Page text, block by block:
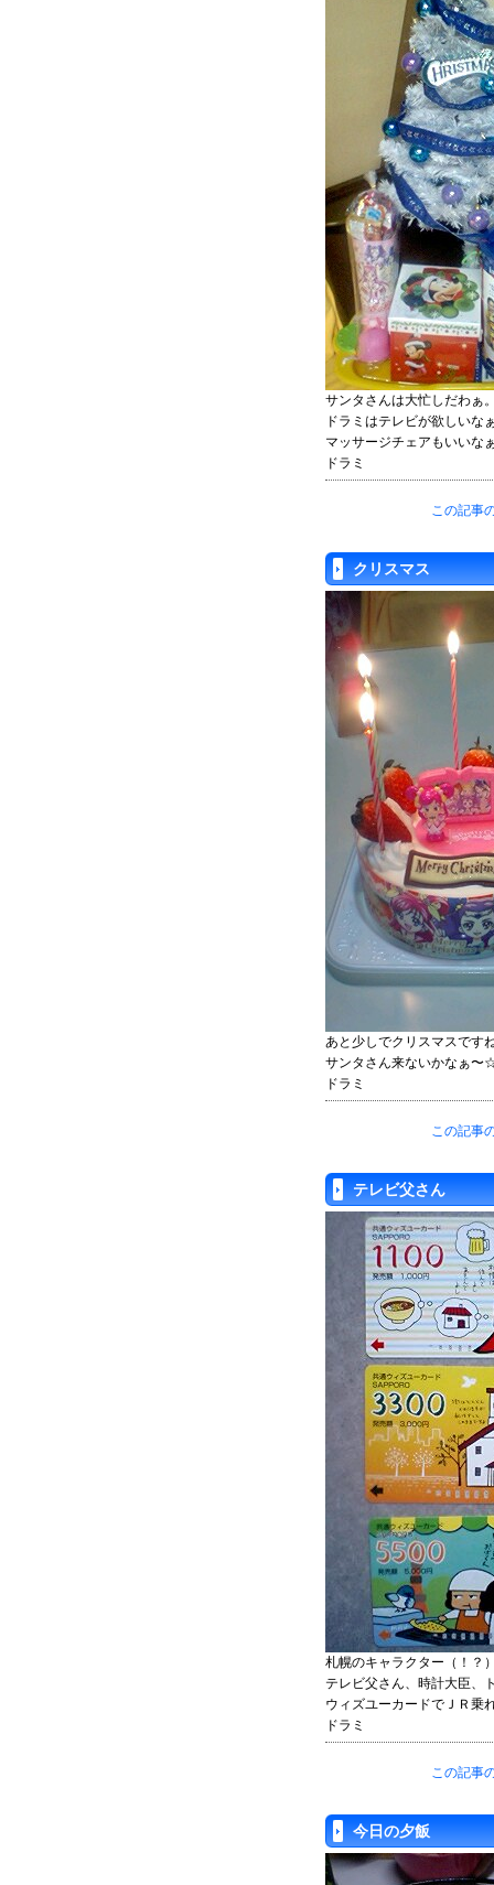
サンタさんは大忙しだわぁ
ドラミはテレビが欲しいな
マッサージチェアもいいな
ドラミ
この記事
クリスマス
あと少しでクリスマスです
サンタさん来ないかなぁ〜
ドラミ
この記事
テレビ父さん
札幌のキャラクター（！？
テレビ父さん、時計大臣、
ウィズユーカードでＪＲ乗
ドラミ
この記事
今日の夕飯